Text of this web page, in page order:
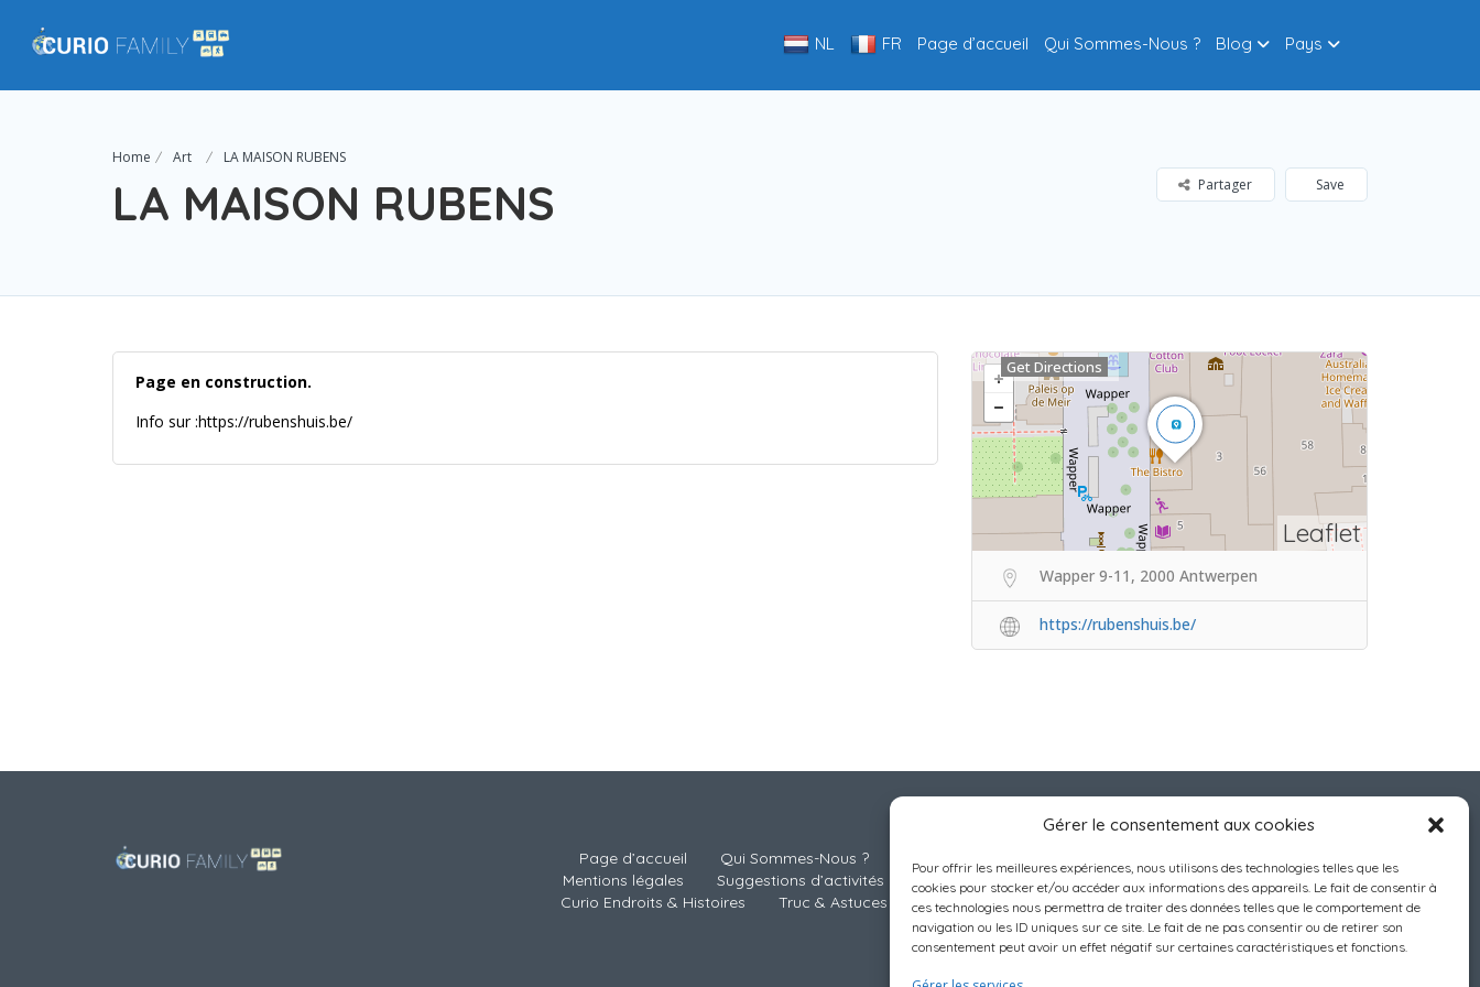
Gérer le consentement aux cookies
Pour offrir les meilleures expériences, nous utilisons des technologies telles que les
cookies pour stocker et/ou accéder aux informations des appareils. Le fait de consentir à
ces technologies nous permettra de traiter des données telles que le comportement de
navigation ou les ID uniques sur ce site. Le fait de ne pas consentir ou de retirer son
consentement peut avoir un effet négatif sur certaines caractéristiques et fonctions.
NL FR Page d’accueil Qui Sommes-Nous ? Blog Pays
Home Art LA MAISON RUBENS
LA MAISON RUBENS Save
Partager
Page en construction.
Info sur :https://rubenshuis.be/
Leaflet
Get Directions
Wapper 9-11, 2000 Antwerpen
https://rubenshuis.be/
Page d’accueil
Qui Sommes-Nous ?
Mentions légales
Suggestions d’activités
Curio Endroits & Histoires
Truc & Astuces